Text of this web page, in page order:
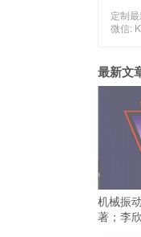
定制
微信:
最新文
机械振
著；李